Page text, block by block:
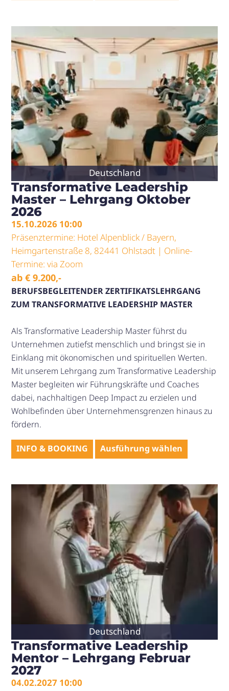
Deutschland
Transformative Leadership
Master – Lehrgang Oktober
2026
15.10.2026 10:00
Präsenztermine: Hotel Alpenblick / Bayern,
Heimgartenstraße 8, 82441 Ohlstadt | Online-
Termine: via Zoom
ab€9.200,-
BERUFSBEGLEITENDER ZERTIFIKATSLEHRGANG
ZUM TRANSFORMATIVE LEADERSHIP MASTER
Als Transformative Leadership Master führst du
Unternehmen zutiefst menschlich und bringst sie in
Einklang mit ökonomischen und spirituellen Werten.
Mit unserem Lehrgang zum Transformative Leadership
Master begleiten wir Führungskräfte und Coaches
dabei, nachhaltigen Deep Impact zu erzielen und
Wohlbefinden über Unternehmensgrenzen hinaus zu
fördern.
INFO & BOOKING
Ausführung wählen
Dieses
weist
Varianten
auf.
Die
Optionen
können
gewählt
Deutschland
Transformative Leadership
Mentor – Lehrgang Februar
2027
04.02.2027 10:00